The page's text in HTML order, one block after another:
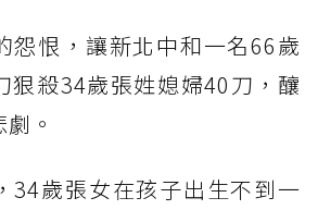
怨恨，讓新北中和一名66歲
狠殺34歲張姓媳婦40刀，釀
。
34歲張女在孩子出生不到一